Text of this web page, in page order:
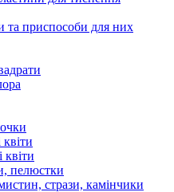
приспособи для них
квіти
пелюстки
стрази, камінчики